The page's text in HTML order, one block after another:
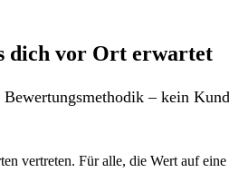
dich vor Ort erwartet
– kein
vertreten. Für alle, die Wert auf